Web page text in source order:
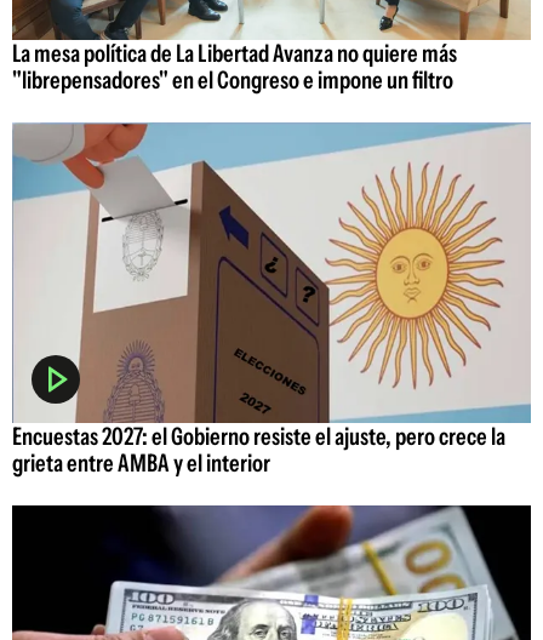
La mesa política de La Libertad Avanza no quiere más
"librepensadores" en el Congreso e impone un filtro
Encuestas 2027: el Gobierno resiste el ajuste, pero crece la
grieta entre AMBA y el interior